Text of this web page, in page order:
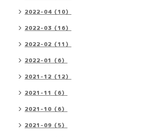
2022-04（10）
2022-03（16）
2022-02（11）
2022-01（6）
2021-12（12）
2021-11（6）
2021-10（6）
2021-09（5）